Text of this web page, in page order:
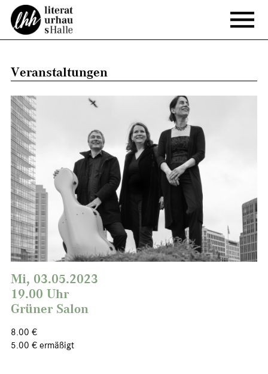
Veranstaltungen
Mi, 03.05.2023
19.00 Uhr
Grüner Salon
8.00 €
5.00 € ermäßigt